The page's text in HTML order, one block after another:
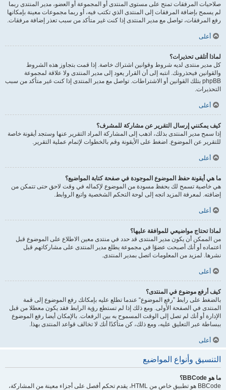
صلاحيات المرفقات تمنح على مستوى المنتدى أو المجموعة أو العضو، مدير المنتدى ربما
لم يسمح بإضافة المرفقات إلى المنتدى الذي تكتب فيه، أو ربما مجموعات معينة بإمكانها
رفع المرفقات، تواصل مع مدير المنتدى إذا كنت غير متأكد من سبب تعذر إضافة مرفقات.
أعلى
لماذا أتلقى تحذيرات؟
كل مدير منتدى لديه شروط وقوانين اشتراك خاصة. إذا قمت بتجاوز هذه الشروط
والقوانين فيحذرونك. انتبه إلى أن القرار يعود إلى مدير المنتدى ولا علاقة لمجموعة
phpBB بتلك القوانين أو الاشتراطات. تواصل مع مدير المنتدى إذا كنت غير متأكد من سبب
التحذيرات.
أعلى
كيف يمكنني إرسال التقرير عن مشاركة للمشرف؟
إذا سمح مدير المنتدى بذلك، اذهب إلى المشاركة المراد التقرير عنها وستجد أيقونة خاصة
للتقرير عن الموضوع. اضغط على الأيقونة وقم بالخطوات لإتمام عملية التقرير.
أعلى
ما هي أيقونة حفظ الموضوع الموجودة في صفحة كتابة المواضيع؟
هي خاصية تسمح لك بحفظ مسودة من الموضوع لإكماله في وقت لاحق حتى تتمكن من
إضافته. لمعرفة المزيد اتجه إلى لوحة التحكم الشخصية واتبع الروابط.
أعلى
لماذا تحتاج مواضيعي للموافقة عليها؟
من الممكن أن يكون مدير المنتدى قد حدد في منتدى معين الاطلاع على الموضوع قبل
اعتماده أو أنك أصبحت عضوًا في مجموعة يطلع مدير المنتدى على مشاركاتهم قبل
نشرها. لمزيد من المعلومات اتصل بمدير المنتدى.
أعلى
كيف أرفع موضوع في المنتدى؟
بالضغط على رابط ”رفع الموضوع“ عندما تطلع عليه بإمكانك رفع الموضوع إلى قمة
المنتدى في الصفحة الأولى. ومع ذلك إذا لم تستطع رؤية الرابط فقد يكون معطلا من قبل
الإدارة أو أنك لم تصل إلى الوقت المسموح به بين الرفعات. بالإمكان أيضا رفع الموضوع
ببساطة عبر التعليق عليه، ومع ذلك، كن متأكدًا أنك لا تخالف قواعد المنتدى بهذا.
أعلى
التنسيق وأنواع المواضيع
ما هو BBCode؟
BBCode هو تطبيق خاص من HTML، يقدم تحكم أفصل على أجزاء معينة من المشاركة،